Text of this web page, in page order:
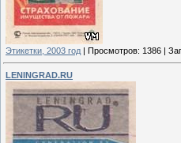
Этикетки, 2003 год Просмотров: 1386
LENINGRAD.RU